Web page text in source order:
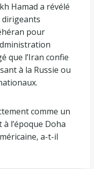
Hamad a révélé
dirigeants
pour
que l’Iran confie
à la Russie ou
comme un
l’époque Doha
a-t-il